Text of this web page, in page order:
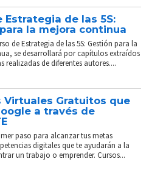
Estrategia de las 5S:
la mejora continua
de Estrategia de las 5S: Gestión para la
se desarrollará por capítulos extraídos
realizadas de diferentes autores....
Virtuales Gratuitos que
a través de
paso para alcanzar tus metas
digitales que te ayudarán a la
un trabajo o emprender. Cursos...